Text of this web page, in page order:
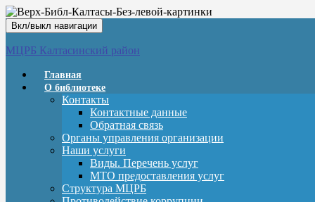
Вкл/выкл навигации
МЦРБ Калтасинский район
Главная
О библиотеке
Контакты
Контактные данные
Обратная связь
Органы управления организации
Наши услуги
Виды. Перечень услуг
МТО предоставления услуг
Структура МЦРБ